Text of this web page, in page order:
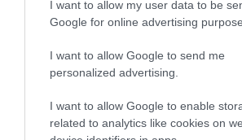
I want to allow my user data to be
Google for online advertising
I want to allow Google to send me
personalized advertising.
I want to allow Google to enable
related to analytics like cookies on
31.07.2026
Τεχνητή Νοημοσύνη
δεν είναι απλώς μια
μια νέα βιομηχανική
επανάσταση»